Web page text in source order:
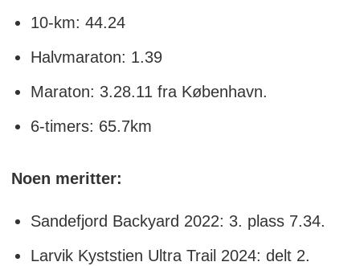
10-km: 44.24
Halvmaraton: 1.39
Maraton: 3.28.11 fra København.
6-timers: 65.7km
Noen meritter:
Sandefjord Backyard 2022: 3. plass 7.34.
Larvik Kyststien Ultra Trail 2024: delt 2.